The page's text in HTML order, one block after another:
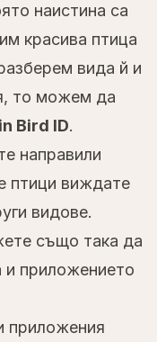
наистина са
красива птица
вида й и
то можем да
Bird ID.
направили
птици виждате
видове.
също така да
и приложението
приложения